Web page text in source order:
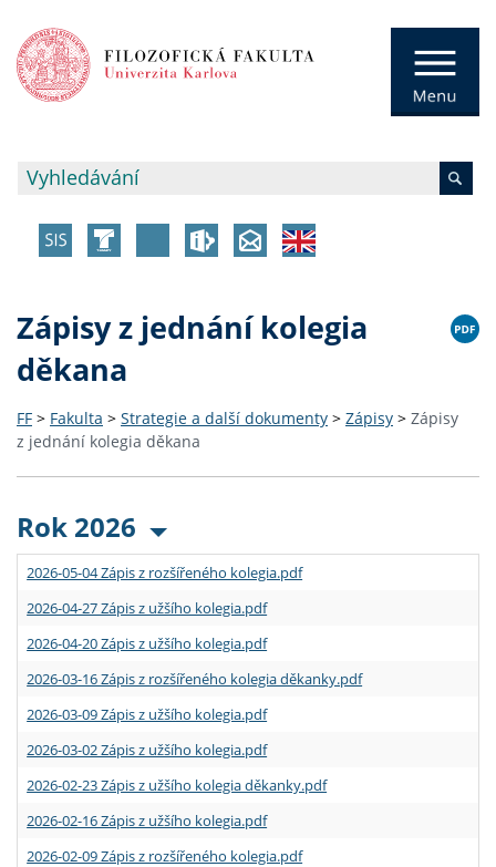
Zápisy z jednání kolegia
děkana
FF > Fakulta > Strategie a další dokumenty > Zápisy > Zápisy
z jednání kolegia děkana
Rok 2026
2026-05-04 Zápis z rozšířeného kolegia.pdf
2026-04-27 Zápis z užšího kolegia.pdf
2026-04-20 Zápis z užšího kolegia.pdf
2026-03-16 Zápis z rozšířeného kolegia děkanky.pdf
2026-03-09 Zápis z užšího kolegia.pdf
2026-03-02 Zápis z užšího kolegia.pdf
2026-02-23 Zápis z užšího kolegia děkanky.pdf
2026-02-16 Zápis z užšího kolegia.pdf
2026-02-09 Zápis z rozšířeného kolegia.pdf